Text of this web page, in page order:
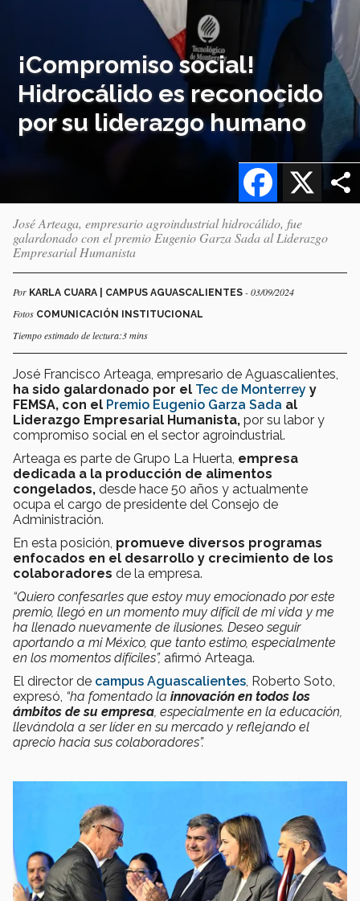
¡Compromiso social!
Hidrocálido es reconocido
por su liderazgo humano
X
Facebook
José Arteaga, empresario agroindustrial hidrocálido, fue
galardonado con el premio Eugenio Garza Sada al Liderazgo
Empresarial Humanista
Por KARLA CUARA | CAMPUS AGUASCALIENTES - 03/09/2024
Fotos COMUNICACIÓN INSTITUCIONAL
Tiempo estimado de lectura:3 mins
José Francisco Arteaga, empresario de Aguascalientes,
ha sido galardonado por el Tec de Monterrey y
FEMSA, con el Premio Eugenio Garza Sada al
Liderazgo Empresarial Humanista, por su labor y
compromiso social en el sector agroindustrial.
Arteaga es parte de Grupo La Huerta, empresa
dedicada a la producción de alimentos
congelados, desde hace 50 años y actualmente
ocupa el cargo de presidente del Consejo de
Administración.
En esta posición, promueve diversos programas
enfocados en el desarrollo y crecimiento de los
colaboradores de la empresa.
“Quiero confesarles que estoy muy emocionado por este
premio, llegó en un momento muy difícil de mi vida y me
ha llenado nuevamente de ilusiones. Deseo seguir
aportando a mi México, que tanto estimo, especialmente
en los momentos difíciles”, afirmó Arteaga.
El director de campus Aguascalientes , Roberto Soto,
expresó, “ha fomentado la innovación en todos los
ámbitos de su empresa , especialmente en la educación,
llevándola a ser líder en su mercado y reflejando el
aprecio hacia sus colaboradores”.